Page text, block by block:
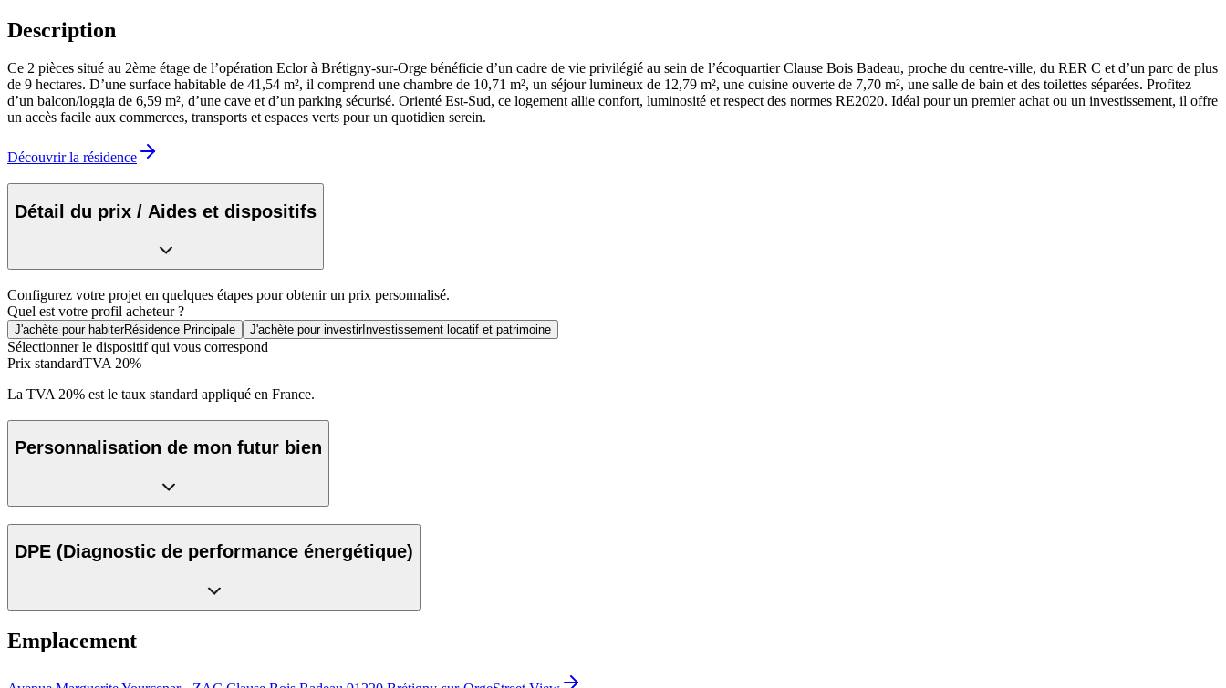
Description
Ce 2 pièces situé au 2ème étage de l’opération Eclor à Brétigny-sur-Orge bénéficie d’un cadre de vie privilégié au sein de l’écoquartier Clause Bois Badeau, proche du centre-ville, du RER C et d’un parc de plus
de 9 hectares. D’une surface habitable de 41,54 m², il comprend une chambre de 10,71 m², un séjour lumineux de 12,79 m², une cuisine ouverte de 7,70 m², une salle de bain et des toilettes séparées. Profitez
d’un balcon/loggia de 6,59 m², d’une cave et d’un parking sécurisé. Orienté Est-Sud, ce logement allie confort, luminosité et respect des normes RE2020. Idéal pour un premier achat ou un investissement, il offre
un accès facile aux commerces, transports et espaces verts pour un quotidien serein.
Découvrir la résidence
Détail du prix / Aides et dispositifs
Configurez votre projet en quelques étapes pour obtenir un prix personnalisé.
Quel est votre profil acheteur ?
J'achète pour habiterRésidence Principale J'achète pour investirInvestissement locatif et patrimoine
Sélectionner le dispositif qui vous correspond
Prix standardTVA 20%
La TVA 20% est le taux standard appliqué en France.
Personnalisation de mon futur bien
DPE (Diagnostic de performance énergétique)
Emplacement